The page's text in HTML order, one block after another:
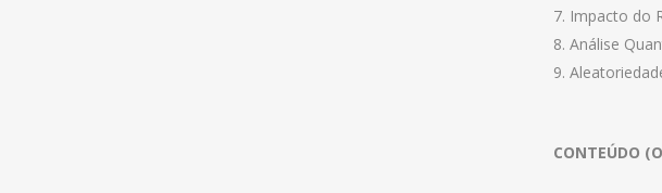
Impacto do
Análise
CONTEÚDO